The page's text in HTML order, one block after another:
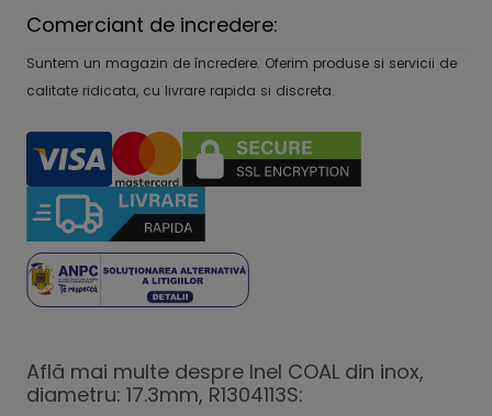
Comerciant de incredere:
Suntem un magazin de încredere. Oferim produse si servicii de
calitate ridicata, cu livrare rapida si discreta.
Află mai multe despre Inel COAL din inox,
diametru: 17.3mm, R1304113S: